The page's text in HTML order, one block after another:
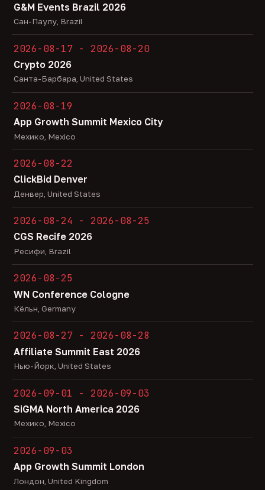
G&M Events Brazil 2026
Сан-Паулу, Brazil
2026-08-17 - 2026-08-20
Crypto 2026
Санта-Барбара, United States
2026-08-19
App Growth Summit Mexico City
Мехико, Mexico
2026-08-22
ClickBid Denver
Денвер, United States
2026-08-24 - 2026-08-25
CGS Recife 2026
Ресифи, Brazil
2026-08-25
WN Conference Cologne
Кёльн, Germany
2026-08-27 - 2026-08-28
Affiliate Summit East 2026
Нью-Йорк, United States
2026-09-01 - 2026-09-03
SiGMA North America 2026
Мехико, Mexico
2026-09-03
App Growth Summit London
Лондон, United Kingdom